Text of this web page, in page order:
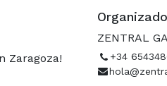
Zaragoza!
ZENTRAL
+34